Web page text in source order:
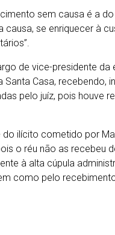
sem causa é a
causa, se enriquecer à
de vice-presidente
Casa, recebendo,
pelo juíz, pois houve
ilícito cometido por
o réu não as
à alta cúpula
como pelo